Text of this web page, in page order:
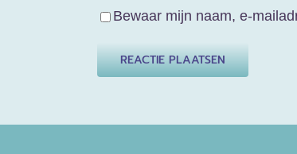
Bewaar mijn naam, e-